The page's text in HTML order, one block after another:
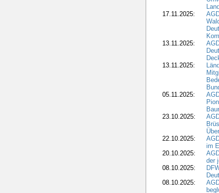
17.11.2025:
13.11.2025:
13.11.2025:
05.11.2025:
23.10.2025:
22.10.2025:
im
20.10.2025:
der
08.10.2025:
08.10.2025: